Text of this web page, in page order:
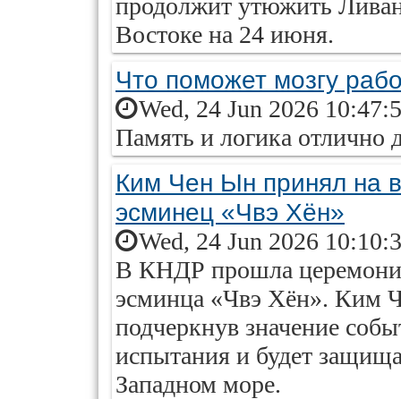
продолжит утюжить
Востоке на 24 июня.
Что поможет мозгу
Wed, 24 Jun 2026
Память и логика отлично
Ким Чен Ын принял на
эсминец «Чвэ Хён»
Wed, 24 Jun 2026
В КНДР прошла
эсминца «Чвэ Хён». Ким
подчеркнув значение
испытания и будет
Западном море.